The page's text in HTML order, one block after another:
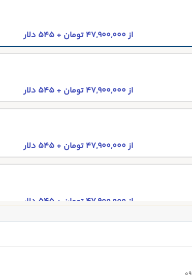
از 47,900,000 تومان + 545 دلار
از 47,900,000 تومان + 545 دلار
از 47,900,000 تومان + 545 دلار
از 47,900,000 تومان + 545 دلار